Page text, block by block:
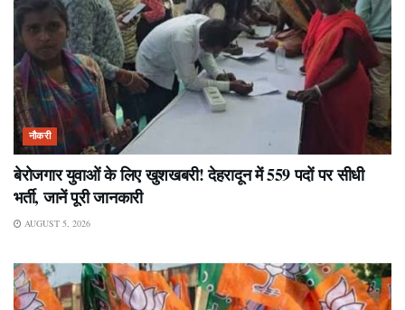
नौकरी
बेरोजगार युवाओं के लिए खुशखबरी! देहरादून में 559 पदों पर सीधी
भर्ती, जानें पूरी जानकारी
AUGUST 5, 2026